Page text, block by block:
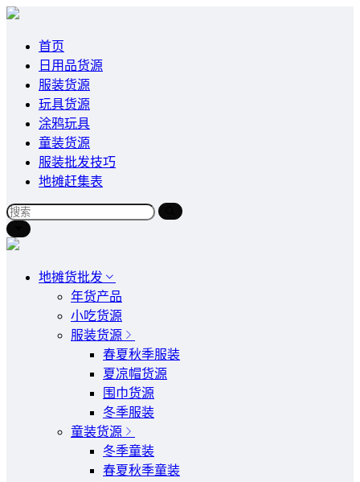
首页
日用品货源
服装货源
玩具货源
涂鸦玩具
童装货源
服装批发技巧
地摊赶集表
地摊货批发
年货产品
小吃货源
服装货源
春夏秋季服装
夏凉帽货源
围巾货源
冬季服装
童装货源
冬季童装
春夏秋季童装